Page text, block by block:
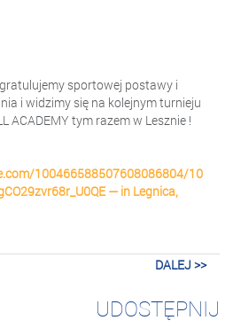
sportowej postawy i
i widzimy się na kolejnym turnieju
ACADEMY tym razem w Lesznie !
100466588507608086804/10
— in Legnica,
DALEJ >>
UDOSTĘPNIJ